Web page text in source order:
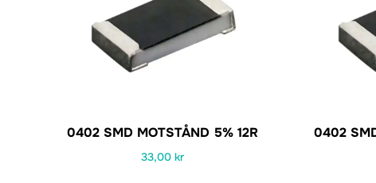
0402 SMD MOTSTÅND 5% 12R
33,00kr
0402